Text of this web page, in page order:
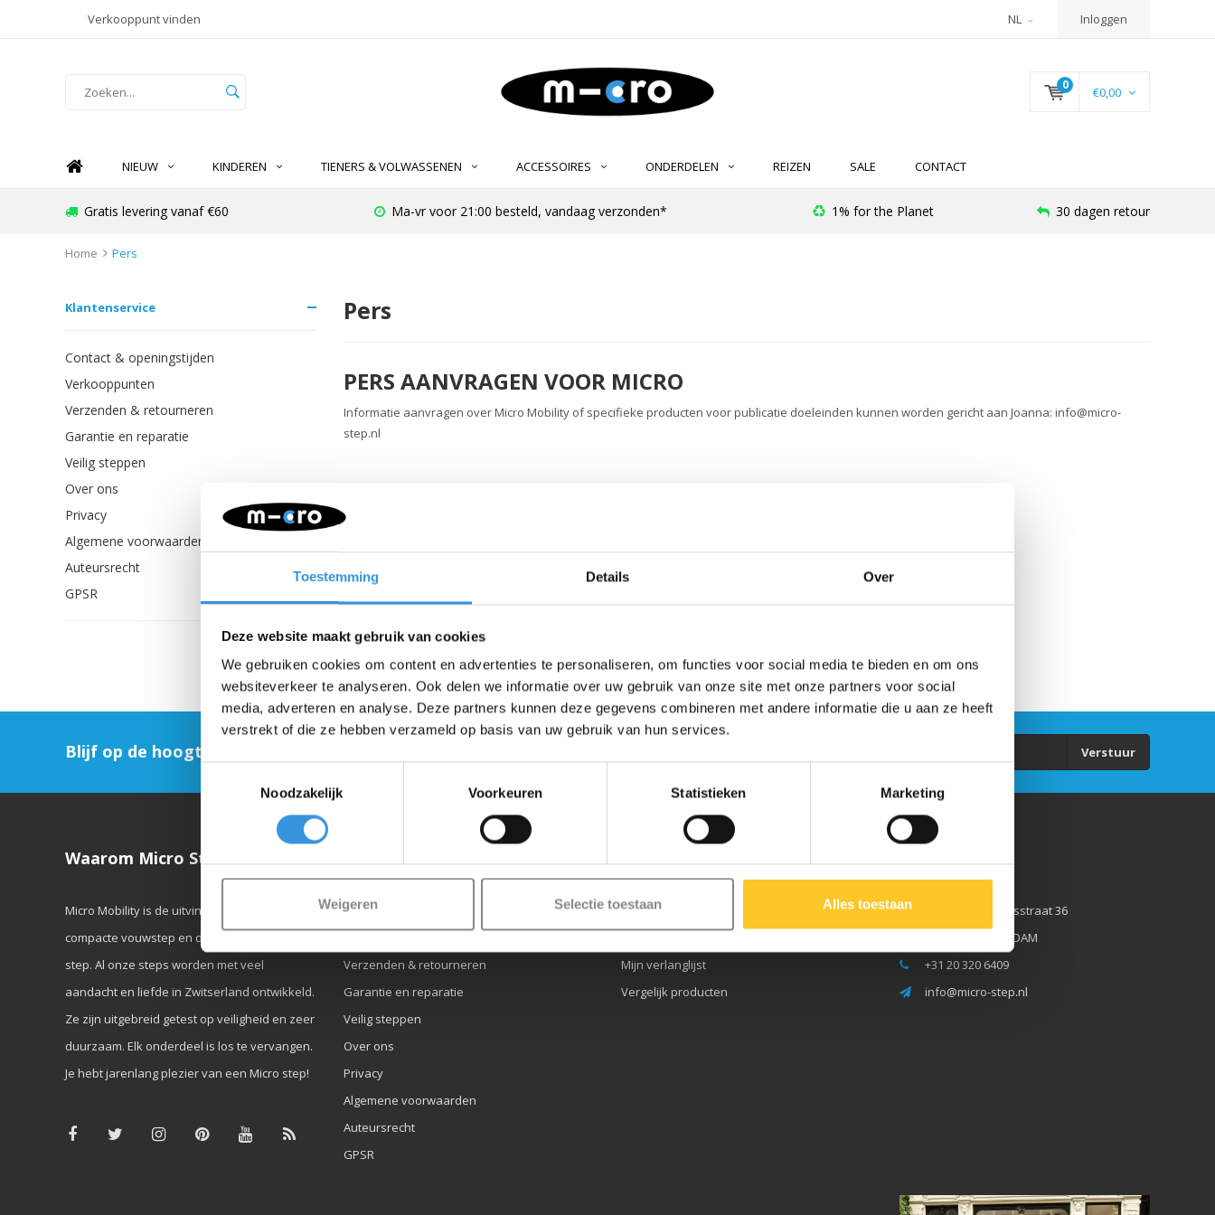
Toestemming Details Over
Deze website maakt gebruik van cookies
We gebruiken cookies om content en advertenties te personaliseren, om functies voor social media te bieden en om ons
websiteverkeer te analyseren. Ook delen we informatie over uw gebruik van onze site met onze partners voor social
media, adverteren en analyse. Deze partners kunnen deze gegevens combineren met andere informatie die u aan ze heeft
verstrekt of die ze hebben verzameld op basis van uw gebruik van hun services.
Noodzakelijk
Voorkeuren Statistieken Marketing
Weigeren Selectie toestaan Alles toestaan
Verkooppunt vinden NL Inloggen
0 €0,00
NIEUW KINDEREN TIENERS & VOLWASSENEN ACCESSOIRES ONDERDELEN REIZEN SALE CONTACT
Gratis levering vanaf €60 Ma-vr voor 21:00 besteld, vandaag verzonden* 1% for the Planet 30 dagen retour
Home Pers
Klantenservice
Contact & openingstijden
Verkooppunten
Verzenden & retourneren
Garantie en reparatie
Veilig steppen
Over ons
Privacy
Algemene voorwaarden
Auteursrecht
GPSR
Pers
PERS AANVRAGEN VOOR MICRO
Informatie aanvragen over Micro Mobility of specifieke producten voor publicatie doeleinden kunnen worden gericht aan Joanna: info@micro-
step.nl
Blijf op de hoogte en schrijf je in voor onze nieuwsbrief Verstuur
Waarom Micro Step?
Micro Mobility is de uitvinder van de
compacte vouwstep en de iconische 3-wielige
step. Al onze steps worden met veel
aandacht en liefde in Zwitserland ontwikkeld.
Ze zijn uitgebreid getest op veiligheid en zeer
duurzaam. Elk onderdeel is los te vervangen.
Je hebt jarenlang plezier van een Micro step!
Contact & openingstijden
Verzenden & retourneren
Garantie en reparatie
Veilig steppen
Over ons
Privacy
Algemene voorwaarden
Auteursrecht
GPSR
Registreren
Mijn verlanglijst
Vergelijk producten
Binnen Brouwersstraat 36
1013EG AMSTERDAM
+31 20 320 6409
info@micro-step.nl